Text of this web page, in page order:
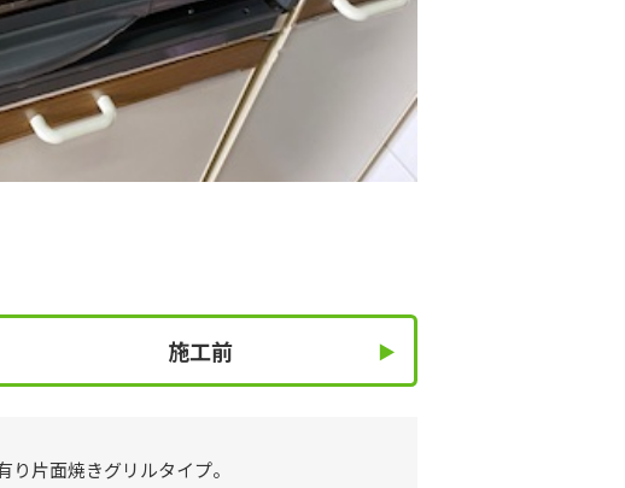
施工前
片面焼きグリルタイプ。